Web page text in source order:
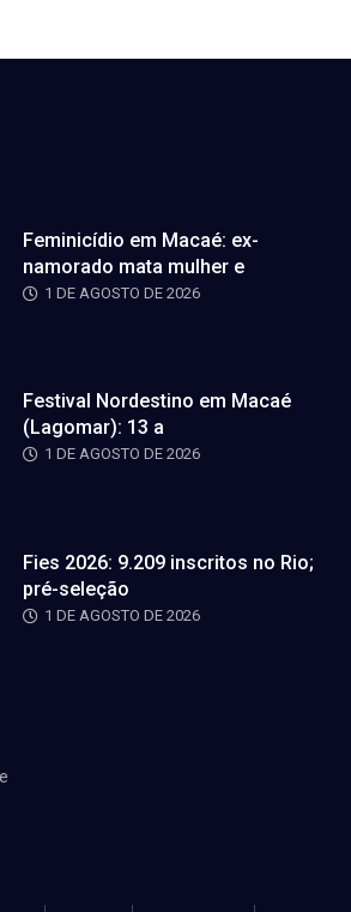
Feminicídio em Macaé: ex-
namorado mata mulher e
1 DE AGOSTO DE 2026
Festival Nordestino em Macaé
(Lagomar): 13 a
1 DE AGOSTO DE 2026
Fies 2026: 9.209 inscritos no Rio;
pré-seleção
1 DE AGOSTO DE 2026